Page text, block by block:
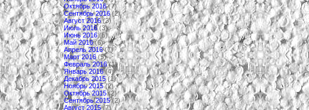
Октябрь 2016(7)
Сентябрь 2016(2)
Август 2016(3)
Июль 2016(3)
Июнь 2016(5)
Май 2016(6)
Апрель 2016(7)
Март 2016(5)
Февраль 2016(1)
Январь 2016(4)
Декабрь 2015(1)
Ноябрь 2015(2)
Октябрь 2015(2)
Сентябрь 2015(2)
Август 2015(7)